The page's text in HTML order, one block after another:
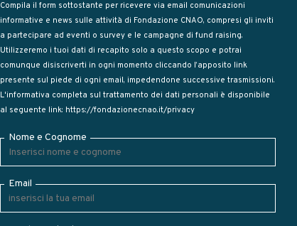
Compila il form sottostante per ricevere via email comunicazioni
informative e news sulle attività di Fondazione CNAO, compresi gli inviti
a partecipare ad eventi o survey e le campagne di fund raising.
Utilizzeremo i tuoi dati di recapito solo a questo scopo e potrai
comunque disiscriverti in ogni momento cliccando l’apposito link
presente sul piede di ogni email, impedendone successive trasmissioni.
L'informativa completa sul trattamento dei dati personali è disponibile
al seguente link: https://fondazionecnao.it/privacy
Nome e Cognome
Email